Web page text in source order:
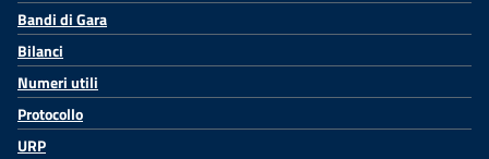
Bandi di Gara
Bilanci
Numeri utili
Protocollo
URP